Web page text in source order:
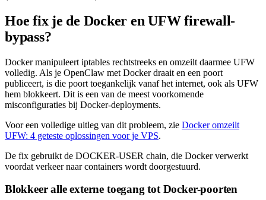
Hoe fix je de Docker en UFW firewall-
bypass?
Docker manipuleert iptables rechtstreeks en omzeilt daarmee UFW
volledig. Als je OpenClaw met Docker draait en een poort
publiceert, is die poort toegankelijk vanaf het internet, ook als UFW
hem blokkeert. Dit is een van de meest voorkomende
misconfiguraties bij Docker-deployments.
Voor een volledige uitleg van dit probleem, zie Docker omzeilt
UFW: 4 geteste oplossingen voor je VPS.
De fix gebruikt de DOCKER-USER chain, die Docker verwerkt
voordat verkeer naar containers wordt doorgestuurd.
Blokkeer alle externe toegang tot Docker-poorten